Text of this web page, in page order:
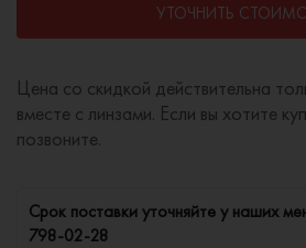
УТОЧНИТЬ
Цена со скидкой действительна
вместе с линзами. Если вы хотите
позвоните.
Cрок поставки уточняйте у наших
798-02-28